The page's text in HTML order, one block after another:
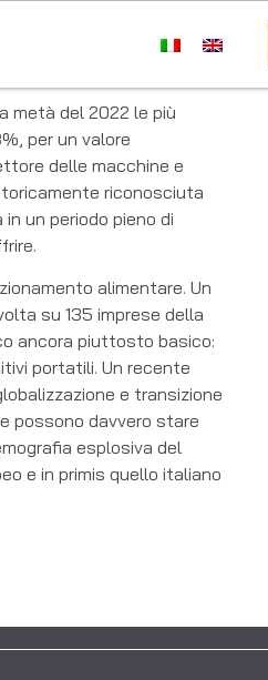
metà del 2022 le più
per un valore
delle macchine e
riconosciuta
un periodo pieno di
alimentare. Un
su 135 imprese della
ancora piuttosto basico:
portatili. Un recente
e transizione
possono davvero stare
esplosiva del
e in primis quello italiano